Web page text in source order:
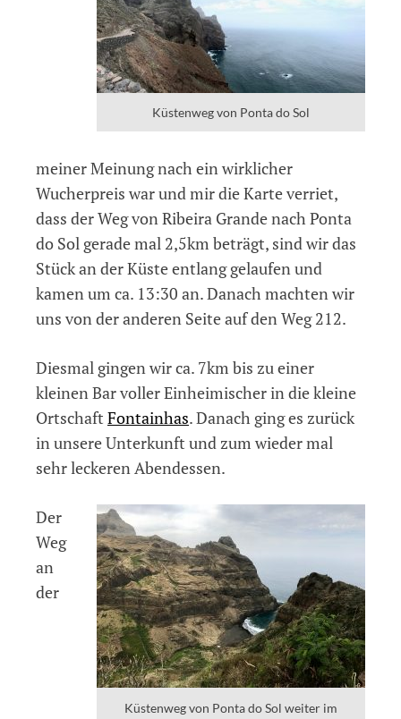
Küstenweg von Ponta do Sol
meiner Meinung nach ein wirklicher
Wucherpreis war und mir die Karte verriet,
dass der Weg von Ribeira Grande nach Ponta
do Sol gerade mal 2,5km beträgt, sind wir das
Stück an der Küste entlang gelaufen und
kamen um ca. 13:30 an. Danach machten wir
uns von der anderen Seite auf den Weg 212.
Diesmal gingen wir ca. 7km bis zu einer
kleinen Bar voller Einheimischer in die kleine
Ortschaft Fontainhas. Danach ging es zurück
in unsere Unterkunft und zum wieder mal
sehr leckeren Abendessen.
Küstenweg von Ponta do Sol weiter im
Der
Weg
an
der